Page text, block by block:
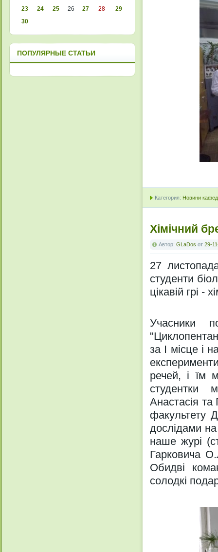
Категория: Новини
Хімічний
Автор: GLaDos от 29-
27
студенти
цікавій грі -
Учасники
за І місце і
речей, і їм
студентки
Анастасія
факультету
дослідами
наше журі
Гарковича
Обидві
солодкі
23
24 25 26 27 28
29
30
ПОПУЛЯРНЫЕ СТАТЬИ